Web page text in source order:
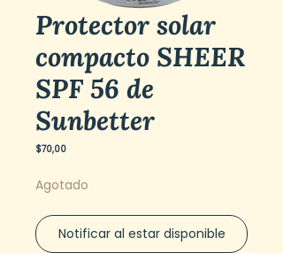
Protector solar
compacto SHEER
SPF 56 de
Sunbetter
$70,00Precio
Agotado
Notificar al estar disponible